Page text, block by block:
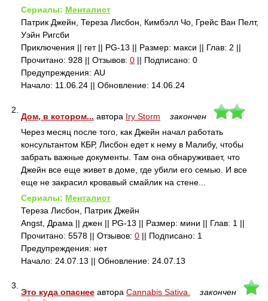
Сериалы: Менталист
Патрик Джейн, Тереза Лисбон, Кимбэлл Чо, Грейс Ван Пелт,
Уэйн Ригсби
Приключения || гет || PG-13 || Размер: макси || Глав: 2 ||
Прочитано: 928 || Отзывов: 0 || Подписано: 0
Предупреждения: AU
Начало: 11.06.24 || Обновление: 14.06.24
2.
Дом, в котором... автора Iry Storm
закончен
Через месяц после того, как Джейн начал работать
консультантом КБР, Лисбон едет к нему в Малибу, чтобы
забрать важные документы. Там она обнаруживает, что
Джейн все еще живет в доме, где убили его семью. И все
еще не закрасил кровавый смайлик на стене...
Сериалы: Менталист
Тереза Лисбон, Патрик Джейн
Angst, Драма || джен || PG-13 || Размер: мини || Глав: 1 ||
Прочитано: 5578 || Отзывов: 0 || Подписано: 1
Предупреждения: нет
Начало: 24.07.13 || Обновление: 24.07.13
3.
Это куда опаснее автора Cannabis Sativa. закончен